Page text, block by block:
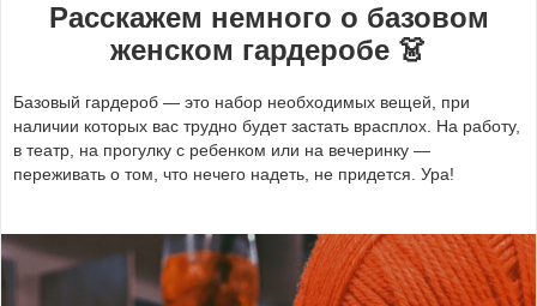
Расскажем немного о базовом
женском гардеробе 👗
Базовый гардероб — это набор необходимых вещей, при
наличии которых вас трудно будет застать врасплох. На работу,
в театр, на прогулку с ребенком или на вечеринку —
переживать о том, что нечего надеть, не придется. Ура!